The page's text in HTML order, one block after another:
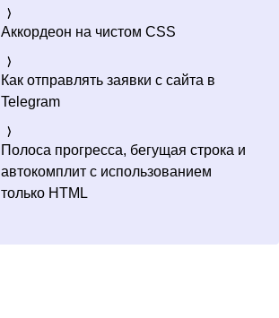
Аккордеон на чистом CSS
Как отправлять заявки с сайта в
Telegram
Полоса прогресса, бегущая строка и
автокомплит с использованием
только HTML